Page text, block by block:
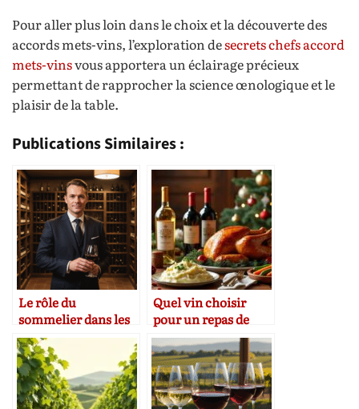
Pour aller plus loin dans le choix et la découverte des
accords mets-vins, l’exploration desecrets chefs accord
mets-vinsvous apportera un éclairage précieux
permettant de rapprocher la science œnologique et le
plaisir de la table.
Publications Similaires :
Le rôle du
sommelier dans les
restaurants
gastronomiques
Quel vin choisir
pour un repas de
Noël ?